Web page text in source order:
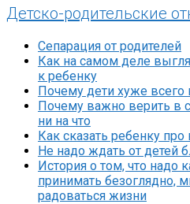
Детско-родительские
Сепарация от родителей
Как на самом деле
к ребенку
Почему дети хуже всего
Почему важно верить в
ни на что
Как сказать ребенку про
Не надо ждать от детей
История о том, что надо
принимать безоглядно,
радоваться жизни